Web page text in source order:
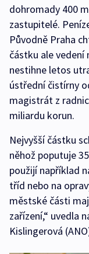
dohromady 400
zastupitelé.
Původně Praha
částku ale vedení
nestihne letos
ústřední čistírny
magistrát z
miliardu korun.
Nejvyšší částku
něhož poputuje
použijí například
tříd nebo na
městské části
zařízení,“ uvedla
Kislingerová